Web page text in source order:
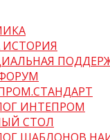
ИНТЕПРОМ
СТОЛ